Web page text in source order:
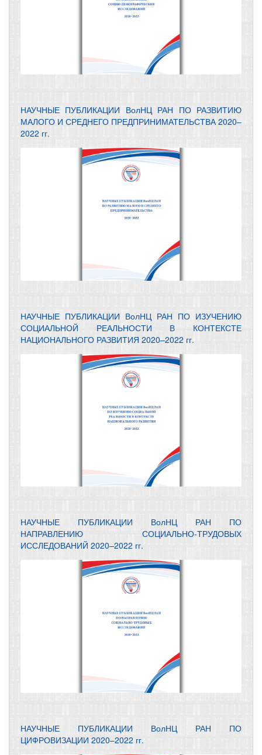
НАУЧНЫЕ ПУБЛИКАЦИИ ВолНЦ РАН ПО РАЗВИТИЮ
МАЛОГО И СРЕДНЕГО ПРЕДПРИНИМАТЕЛЬСТВА 2020–
2022 гг.
НАУЧНЫЕ ПУБЛИКАЦИИ ВолНЦ РАН ПО ИЗУЧЕНИЮ
СОЦИАЛЬНОЙ РЕАЛЬНОСТИ В КОНТЕКСТЕ
НАЦИОНАЛЬНОГО РАЗВИТИЯ 2020–2022 гг.
НАУЧНЫЕ ПУБЛИКАЦИИ ВолНЦ РАН ПО
НАПРАВЛЕНИЮ СОЦИАЛЬНО-ТРУДОВЫХ
ИССЛЕДОВАНИЙ 2020–2022 гг.
НАУЧНЫЕ ПУБЛИКАЦИИ ВолНЦ РАН ПО
ЦИФРОВИЗАЦИИ 2020–2022 гг.